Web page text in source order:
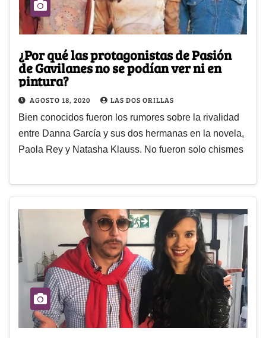
¿Por qué las protagonistas de Pasión
de Gavilanes no se podían ver ni en
pintura?
AGOSTO 18, 2020 LAS DOS ORILLAS
Bien conocidos fueron los rumores sobre la rivalidad
entre Danna García y sus dos hermanas en la novela,
Paola Rey y Natasha Klauss. No fueron solo chismes